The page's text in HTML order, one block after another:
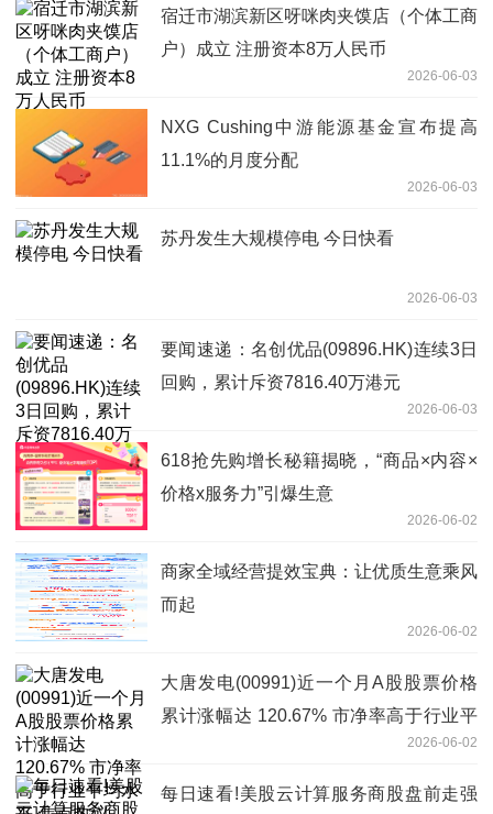
宿迁市湖滨新区呀咪肉夹馍店（个体工商
户）成立 注册资本8万人民币
2026-06-03
NXG Cushing中游能源基金宣布提高
11.1%的月度分配
2026-06-03
苏丹发生大规模停电 今日快看
2026-06-03
要闻速递：名创优品(09896.HK)连续3日
回购，累计斥资7816.40万港元
2026-06-03
618抢先购增长秘籍揭晓，“商品×内容×
价格x服务力”引爆生意
2026-06-02
商家全域经营提效宝典：让优质生意乘风
而起
2026-06-02
大唐发电(00991)近一个月A股股票价格
累计涨幅达 120.67% 市净率高于行业平
2026-06-02
每日速看!美股云计算服务商股盘前走强